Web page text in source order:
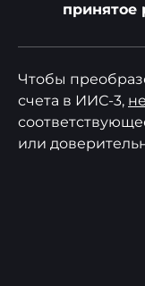
принятое
Чтобы
счета в ИИС-3,
или